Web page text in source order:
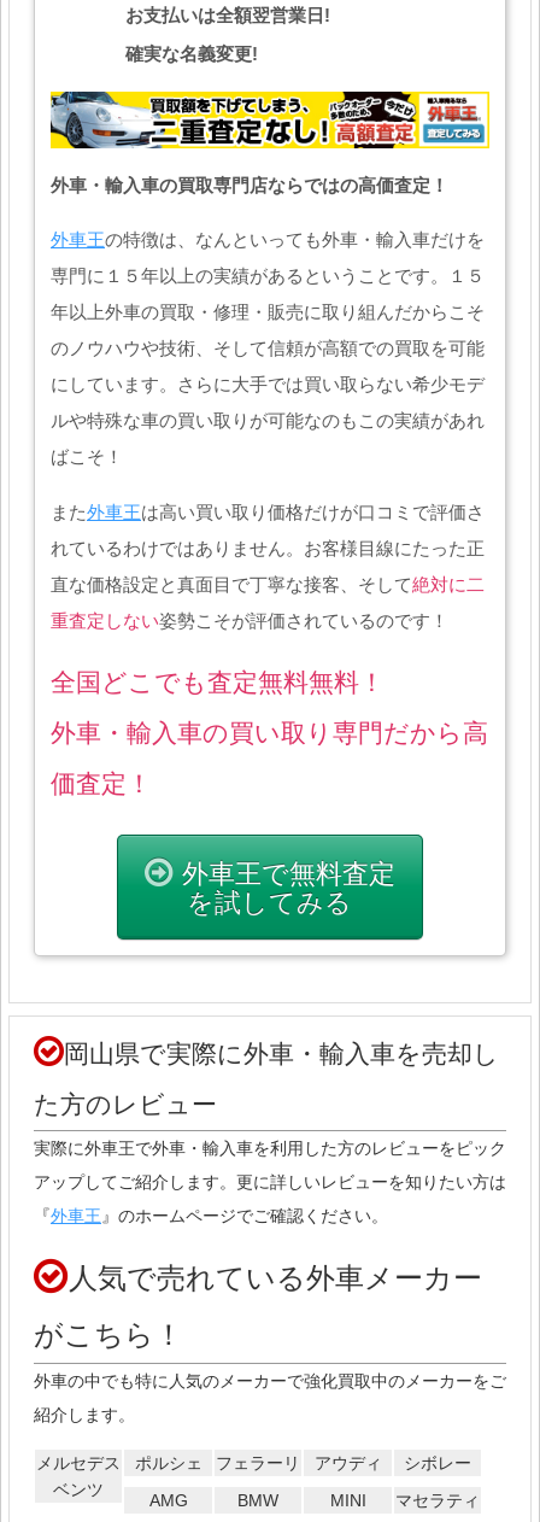
お支払いは全額翌営業日!
確実な名義変更!
外車・輸入車の買取専門店ならではの高価査定！
外車王の特徴は、なんといっても外車・輸入車だけを
専門に１５年以上の実績があるということです。１５
年以上外車の買取・修理・販売に取り組んだからこそ
のノウハウや技術、そして信頼が高額での買取を可能
にしています。さらに大手では買い取らない希少モデ
ルや特殊な車の買い取りが可能なのもこの実績があれ
ばこそ！
また外車王は高い買い取り価格だけが口コミで評価さ
れているわけではありません。お客様目線にたった正
直な価格設定と真面目で丁寧な接客、そして絶対に二
重査定しない姿勢こそが評価されているのです！
全国どこでも査定無料無料！
外車・輸入車の買い取り専門だから高
価査定！
外車王で無料査定
を試してみる
岡山県で実際に外車・輸入車を売却し
た方のレビュー
実際に外車王で外車・輸入車を利用した方のレビューをピック
アップしてご紹介します。更に詳しいレビューを知りたい方は
『外車王』のホームページでご確認ください。
人気で売れている外車メーカー
がこちら！
外車の中でも特に人気のメーカーで強化買取中のメーカーをご
紹介します。
メルセデス
ベンツ
ポルシェ フェラーリ アウディ
シボレー
AMG
BMW MINI
マセラティ